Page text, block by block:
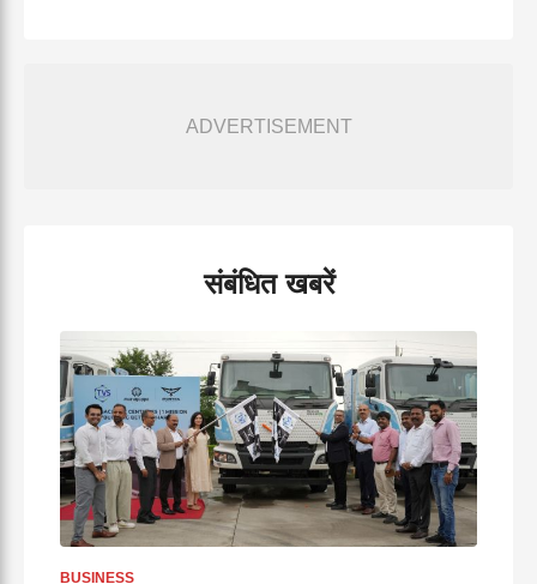
ADVERTISEMENT
संबंधित खबरें
BUSINESS